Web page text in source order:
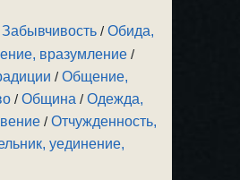
/Обида,
вразумление /
/Общение,
/Община /Одежда,
/Отчужденность,
уединение,